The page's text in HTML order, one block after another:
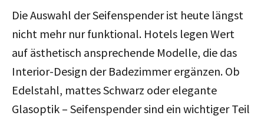
Die Auswahl der Seifenspender ist heute längst
nicht mehr nur funktional. Hotels legen Wert
auf ästhetisch ansprechende Modelle, die das
Interior-Design der Badezimmer ergänzen. Ob
Edelstahl, mattes Schwarz oder elegante
Glasoptik – Seifenspender sind ein wichtiger Teil